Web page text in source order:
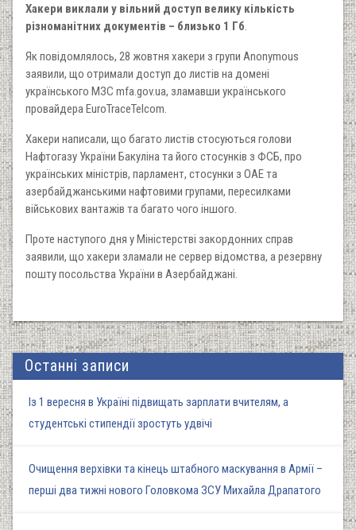
Хакери виклали у вільний доступ велику кількість
різноманітних документів – близько 1 Гб.
Як повідомлялось, 28 жовтня хакери з групи Anonymous
заявили, що отримали доступ до листів на домені
українського МЗС mfa.gov.ua, зламавши українського
провайдера EuroTraceTelcom.
Хакери написали, що багато листів стосуються голови
Нафтогазу України Бакуліна та його стосунків з ФСБ, про
українських міністрів, парламент, стосунки з ОАЕ та
азербайджанськими нафтовими групами, пересилками
військових вантажів та багато чого іншого.
Проте наступого дня у Міністерстві закордонних справ
заявили, що хакери зламали не сервер відомства, а резервну
пошту посольства України в Азербайджані.
Останні записи
Із 1 вересня в Україні підвищать зарплати вчителям, а
студентські стипендії зростуть удвічі
Очищення верхівки та кінець штабного маскування в Армії –
перші два тижні нового Головкома ЗСУ Михайла Драпатого